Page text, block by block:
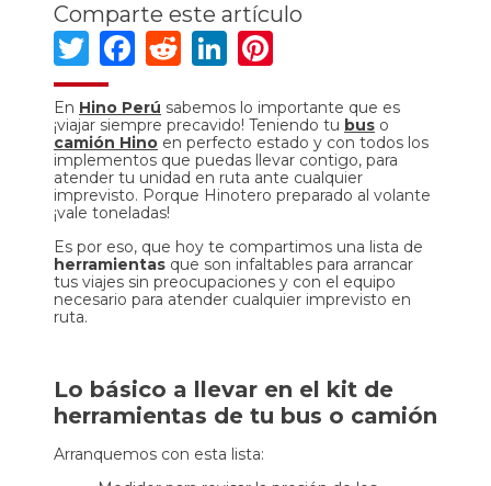
Comparte este artículo
Twitter
Facebook
RedditLinkedIn
En Hino Perú sabemos lo importante que es
¡viajar siempre precavido! Teniendo tu bus o
camión Hino en perfecto estado y con todos los
implementos que puedas llevar contigo, para
atender tu unidad en ruta ante cualquier
imprevisto. Porque Hinotero preparado al volante
¡vale toneladas!
Es por eso, que hoy te compartimos una lista de
herramientas que son infaltables para arrancar
tus viajes sin preocupaciones y con el equipo
necesario para atender cualquier imprevisto en
ruta.
Lo básico a llevar en el kit de
herramientas de tu bus o camión
Arranquemos con esta lista: